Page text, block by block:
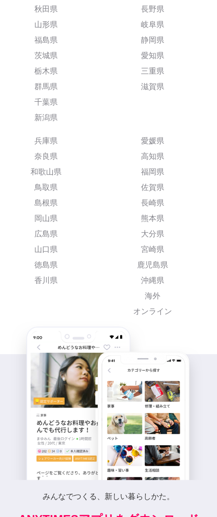
秋田県
山形県
福島県
茨城県
栃木県
群馬県
千葉県
新潟県
長野県
岐阜県
静岡県
愛知県
三重県
滋賀県
兵庫県
奈良県
和歌山県
鳥取県
島根県
岡山県
広島県
山口県
徳島県
香川県
愛媛県
高知県
福岡県
佐賀県
長崎県
熊本県
大分県
宮崎県
鹿児島県
沖縄県
海外
オンライン
みんなでつくる、新しい暮らしかた。